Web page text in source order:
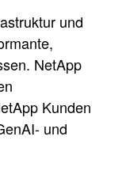
und
NetApp
Kunden
und